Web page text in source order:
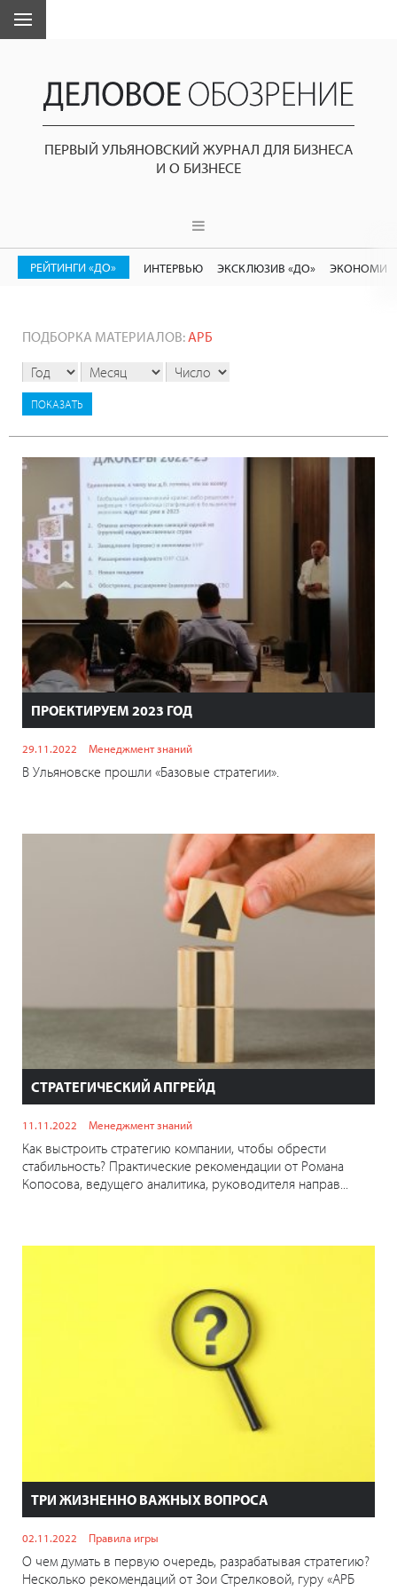
ПЕРВЫЙ УЛЬЯНОВСКИЙ ЖУРНАЛ ДЛЯ БИЗНЕСА
И О БИЗНЕСЕ
РЕЙТИНГИ «ДО» ИНТЕРВЬЮ ЭКСКЛЮЗИВ «ДО»
ПОДБОРКА МАТЕРИАЛОВ: АРБ
ПРОЕКТИРУЕМ 2023 ГОД
29.11.2022 Менеджмент знаний
В Ульяновске прошли «Базовые стратегии».
СТРАТЕГИЧЕСКИЙ АПГРЕЙД
11.11.2022 Менеджмент знаний
Как выстроить стратегию компании, чтобы обрести
стабильность? Практические рекомендации от Романа
Копосова, ведущего аналитика, руководителя направ...
ТРИ ЖИЗНЕННО ВАЖНЫХ ВОПРОСА
02.11.2022 Правила игры
О чем думать в первую очередь, разрабатывая стратегию?
Несколько рекомендаций от Зои Стрелковой, гуру «АРБ